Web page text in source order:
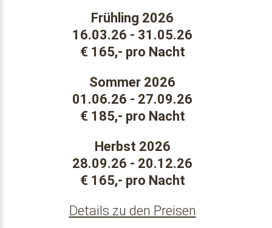
Frühling 2026
16.03.26 - 31.05.26
€ 165,- pro Nacht
Sommer 2026
01.06.26 - 27.09.26
€ 185,- pro Nacht
Herbst 2026
28.09.26 - 20.12.26
€ 165,- pro Nacht
Details zu den Preisen